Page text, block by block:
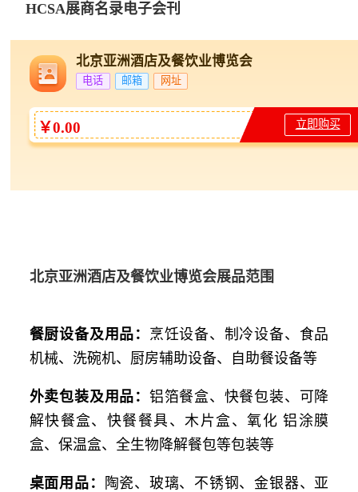
银亿、国通、凯尔米、恒泰伟业、罗特、
美尔科、意伯纳、蓝帆、龙骏、烁宇豪、
沙伯特、合益包装、南方酒店用品
团、哈尔滨展团、马来西亚展团、巴基斯
坦展团、越南展团、韩国展团
HCSA展商名录电子会刊
北京亚洲酒店及餐饮业博览会
电话 邮箱 网址
￥0.00 立即购买
北京亚洲酒店及餐饮业博览会展品范围
餐厨设备及用品： 烹饪设备、制冷设备、食品
机械、洗碗机、厨房辅助设备、自助餐设备等
外卖包装及用品： 铝箔餐盒、快餐包装、可降
解快餐盒、快餐餐具、木片盒、氧化 铝涂膜
盒、保温盒、全生物降解餐包等包装等
桌面用品：
陶瓷、玻璃、不锈钢、金银器、亚